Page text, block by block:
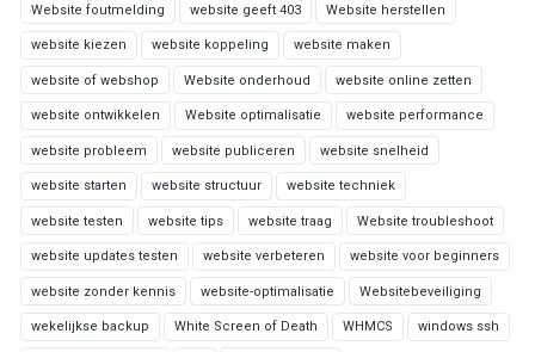
Website foutmelding website geeft 403 Website herstellen
website kiezen website koppeling website maken
website of webshop Website onderhoud website online zetten
website ontwikkelen Website optimalisatie website performance
website probleem website publiceren website snelheid
website starten website structuur website techniek
website testen website tips website traag Website troubleshoot
website updates testen website verbeteren website voor beginners
website zonder kennis website-optimalisatie Websitebeveiliging
wekelijkse backup White Screen of Death WHMCS windows ssh